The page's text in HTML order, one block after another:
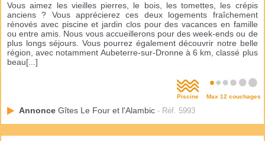
Vous aimez les vieilles pierres, le bois, les tomettes, les crépis
anciens ? Vous apprécierez ces deux logements fraîchement
rénovés avec piscine et jardin clos pour des vacances en famille
ou entre amis. Nous vous accueillerons pour des week-ends ou de
plus longs séjours. Vous pourrez également découvrir notre belle
région, avec notamment Aubeterre-sur-Dronne à 6 km, classé plus
beau[...]
Piscine Max 12 couchages
Annonce Gîtes Le Four et l'Alambic - Réf. 5993